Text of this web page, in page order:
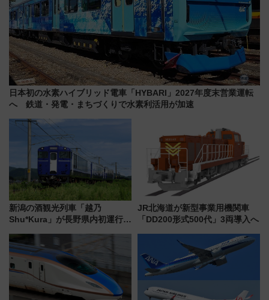
日本初の水素ハイブリッド電車「HYBARI」2027年度末営業運転
へ 鉄道・発電・まちづくりで水素利活用が加速
新潟の酒観光列車「越乃
Shu*Kura」が長野県内初運行！
別企画
JR北海道が新型事業用機関車
「DD200形式500代」3両導入へ